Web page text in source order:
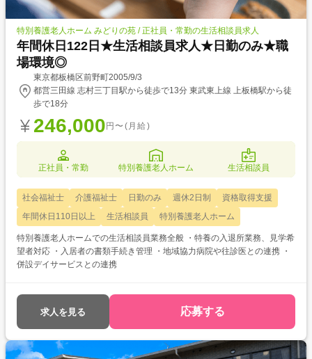
特別養護老人ホーム みどりの苑 / 正社員・常勤の生活相談員求人
年間休日122日★生活相談員求人★日勤のみ★職
場環境◎
東京都板橋区前野町2005/9/3
都営三田線 志村三丁目駅から徒歩で13分 東武東上線 上板橋駅から徒
歩で18分
246,000 円〜(月給)
正社員・常勤 特別養護老人ホーム 生活相談員
社会福祉士 介護福祉士 日勤のみ 週休2日制
資格取得支援
年間休日110日以上
生活相談員 特別養護老人ホーム
特別養護老人ホームでの生活相談員業務全般 ・特養の入退所業務、見学希
望者対応 ・入居者の書類手続き管理 ・地域協力病院や往診医との連携 ・
併設デイサービスとの連携
求人を見る 応募する